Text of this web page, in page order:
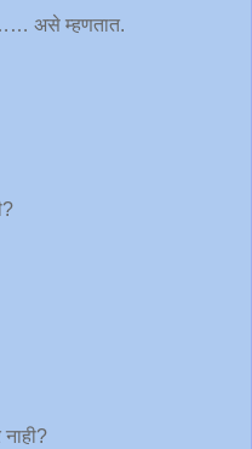
असे म्हणतात.